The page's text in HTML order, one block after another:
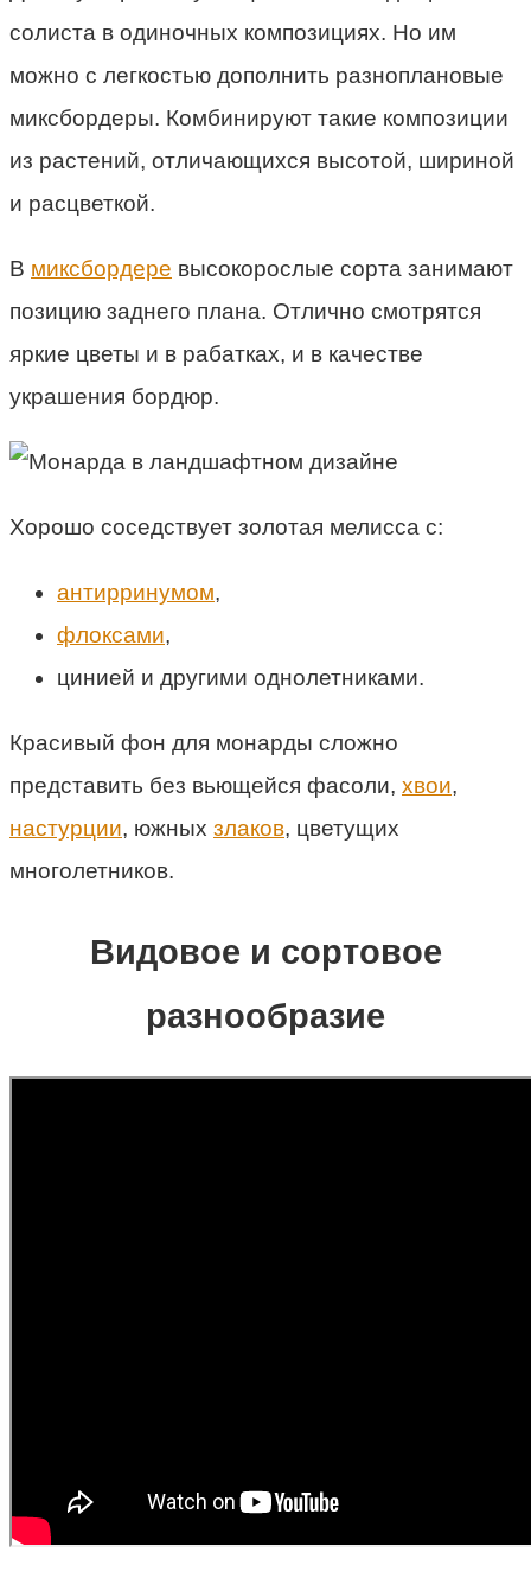
солиста в одиночных композициях. Но им
можно с легкостью дополнить разноплановые
миксбордеры. Комбинируют такие композиции
из растений, отличающихся высотой, шириной
и расцветкой.
В миксбордере высокорослые сорта занимают
позицию заднего плана. Отлично смотрятся
яркие цветы и в рабатках, и в качестве
украшения бордюр.
Хорошо соседствует золотая мелисса с:
антирринумом,
флоксами,
цинией и другими однолетниками.
Красивый фон для монарды сложно
представить без вьющейся фасоли, хвои,
настурции, южных злаков, цветущих
многолетников.
Видовое и сортовое
разнообразие